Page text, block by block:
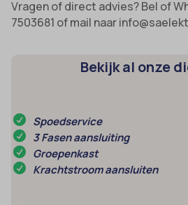
Vragen of direct advies? Bel of
7503681 of mail naar
Bekijk al onze
Spoedservice
3 Fasen aansluiting
Groepenkast
Krachtstroom aansluiten